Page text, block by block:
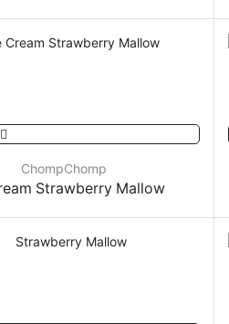
ChompChomp
Strawberry Mallow